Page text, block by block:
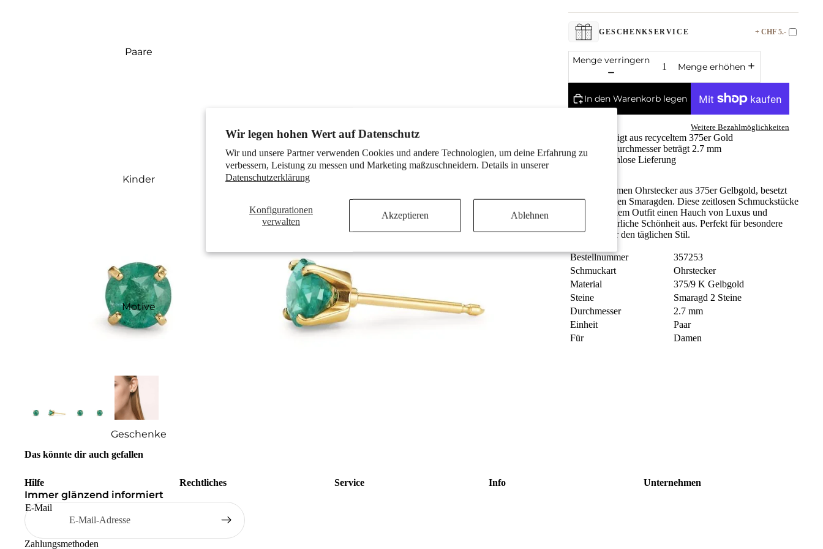
Wir legen hohen Wert auf Datenschutz
Wir und unsere Partner verwenden Cookies und andere Technologien, um deine Erfahrung zu
verbessern, Leistung zu messen und Marketing maßzuschneidern. Details in unserer
Datenschutzerklärung
Konfigurationen
verwalten
Akzeptieren Ablehnen
Paare
Kinder
Motive
Geschenke
GESCHENKSERVICE + CHF 5.-
Menge verringern
Menge erhöhen
In den Warenkorb legen
Weitere Bezahlmöglichkeiten
Gefertigt aus recyceltem 375er Gold
Der Durchmesser beträgt 2.7 mm
Kostenlose Lieferung
Elegante Damen Ohrstecker aus 375er Gelbgold, besetzt
mit funkelnden Smaragden. Diese zeitlosen Schmuckstücke
verleihen jedem Outfit einen Hauch von Luxus und
strahlen natürliche Schönheit aus. Perfekt für besondere
Anlässe oder den täglichen Stil.
Bestellnummer
357253
Schmuckart
Ohrstecker
Material
375/9 K Gelbgold
Steine
Smaragd 2 Steine
Durchmesser
2.7 mm
Einheit
Paar
Für
Damen
Das könnte dir auch gefallen
Hilfe Rechtliches Service Info Unternehmen
Immer glänzend informiert
E-Mail
Zahlungsmethoden